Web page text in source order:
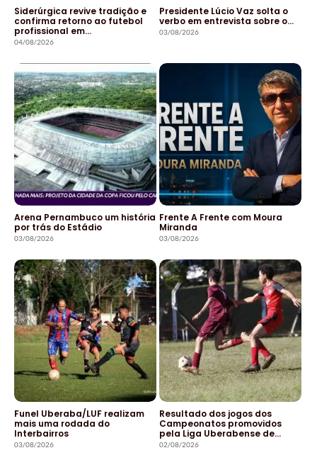
Siderúrgica revive tradição e
confirma retorno ao futebol
profissional em…
04/08/2026
Presidente Lúcio Vaz solta o
verbo em entrevista sobre o…
03/08/2026
Arena Pernambuco um história
por trás do Estádio
03/08/2026
Frente A Frente com Moura
Miranda
03/08/2026
Funel Uberaba/LUF realizam
mais uma rodada do
Interbairros
03/08/2026
Resultado dos jogos dos
Campeonatos promovidos
pela Liga Uberabense de…
02/08/2026